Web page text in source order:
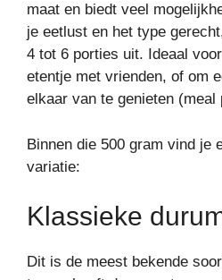
maat en biedt veel
je eetlust en het type
4 tot 6 porties uit. Ideaal
etentje met vrienden, of om
elkaar van te genieten (meal
Binnen die 500 gram vind je
variatie:
Klassieke
Dit is de meest bekende